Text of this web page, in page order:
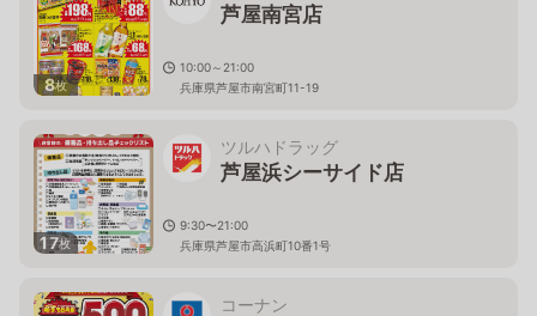
8枚
芦屋南宮店
10:00～21:00
兵庫県芦屋市南宮町11-19
17枚
ツルハドラッグ
芦屋浜シーサイド店
9:30〜21:00
兵庫県芦屋市高浜町10番1号
コーナン